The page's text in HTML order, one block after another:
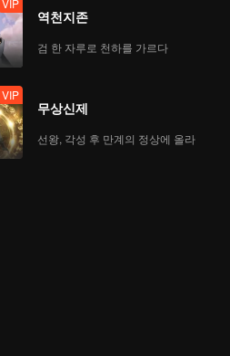
VIP
역천지존
검 한 자루로 천하를 가르다
VIP
무상신제
선왕, 각성 후 만계의 정상에 올라